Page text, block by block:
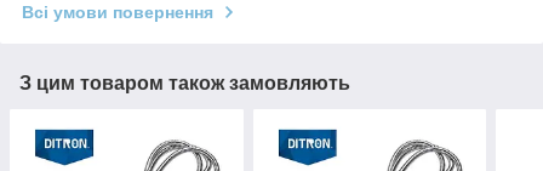
Всі умови повернення
З цим товаром також замовляють